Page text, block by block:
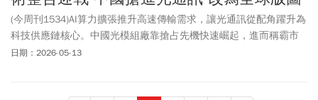
(今周刊1534)AI算力擴張推升高速傳輸需求，讓光通訊從配角躍升為
科技供應鏈核心。中國光模組廠靠搶占先機快速崛起，進而稱霸市
場；台灣則瞄準在高階封裝整合的下一場決戰。
日期：2026-05-13